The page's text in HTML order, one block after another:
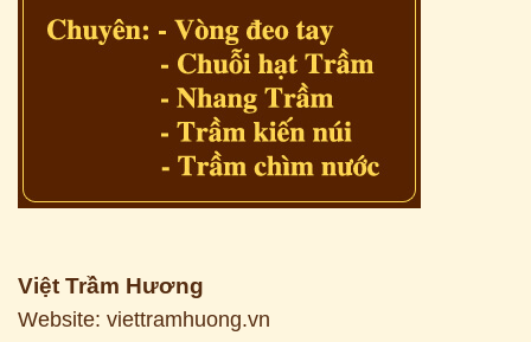
Việt Trầm Hương
Website: viettramhuong.vn